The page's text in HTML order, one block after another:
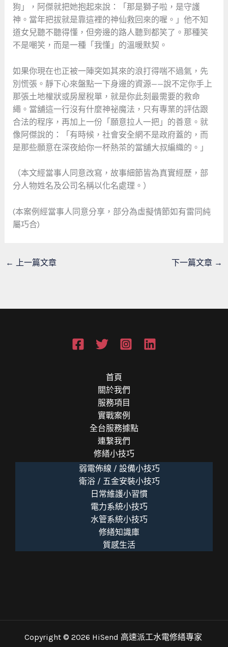
狗」，阿傑就把她抱起來說：「那是獅子啦，是守護
神。當年把拔就是靠這裡的神仙救回來的喔。」他不知
道女兒聽不聽得懂，但旁邊的路人聽到都笑了。那種笑
不是嘲笑，而是一種「我懂」的溫暖默契。
如果你現在也正被一陣突如其來的浪打得喘不過氣，先
別慌張。靜下心來盤點一下身邊的資源——說不定你手上
那張土地權狀或房屋稅單，就是你此刻最需要的救命
繩。當舖這一行沒有什麼神祕魔法，只有專業的評估跟
合法的程序，再加上一份「願意拉人一把」的善意。就
像阿傑說的：「有時候，社會安全網不是政府蓋的，而
是那些願意在深夜給你一杯熱茶的當舖大叔編織的。」
（本文經當事人同意改寫，故事細節皆為真實經歷，部
分人物姓名及公司名稱以化名處理。）
(本案例經當事人同意分享，部分為虛擬情節如有雷同純
屬巧合)
← 上一篇文章 下一篇文章 →
首頁
關於我們
服務項目
實戰案例
全台服務據點
連繫我們
修繕小技巧
弱電佈線 / 設備小技巧
衛浴 / 五金安裝小技巧
日常維護小習慣
電力系統小技巧
水管系統小技巧
修繕知識庫
質感生活
Copyright © 2026 HiSend 高速派工水電修繕專家